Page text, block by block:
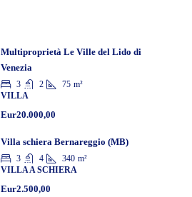
Multiproprietà Le Ville del Lido di
Venezia
3 2 75 m²
VILLA
Eur20.000,00
Villa schiera Bernareggio (MB)
3 4 340 m²
VILLA A SCHIERA
Eur2.500,00